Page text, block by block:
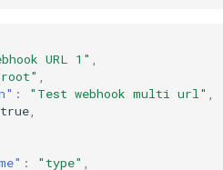
URL 1" ,
,
: "Test webhook multi url" ,
true,
: "type" ,